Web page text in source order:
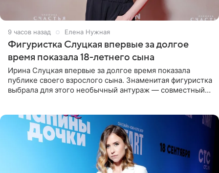
9 часов назад Елена Нужная
Фигуристка Слуцкая впервые за долгое
время показала 18-летнего сына
Ирина Слуцкая впервые за долгое время показала
публике своего взрослого сына. Знаменитая фигуристка
выбрала для этого необычный антураж — совместный